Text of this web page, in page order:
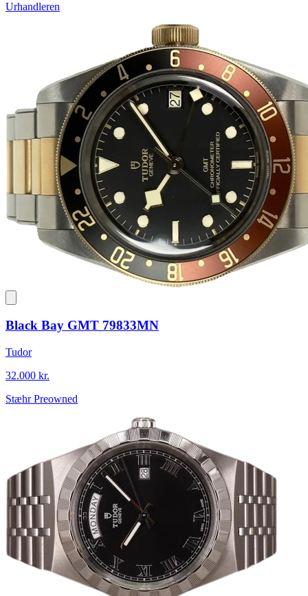
Urhandleren
Black Bay GMT 79833MN
Tudor
32.000 kr.
Stæhr Preowned